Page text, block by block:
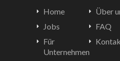
Home
Jobs
Für
Unternehmen
Über
FAQ